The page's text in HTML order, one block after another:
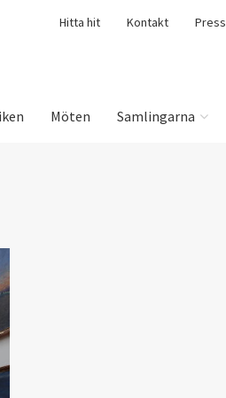
Hitta hit Kontakt Press
Möten Samlingarna